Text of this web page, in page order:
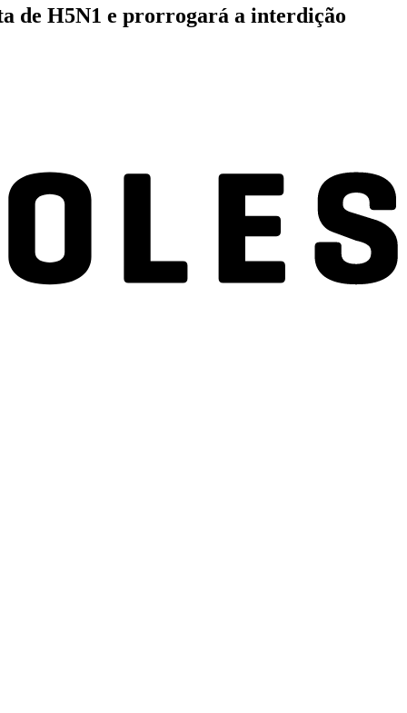
de H5N1 e prorrogará a interdição